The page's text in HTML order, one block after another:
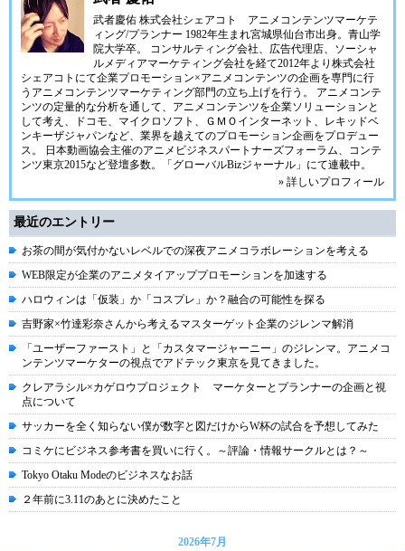
武者慶佑 株式会社シェアコト アニメコンテンツマーケテ
ィング/プランナー 1982年生まれ宮城県仙台市出身。青山学
院大学卒。 コンサルティング会社、広告代理店、ソーシャ
ルメディアマーケティング会社を経て2012年より株式会社
シェアコトにて企業プロモーション×アニメコンテンツの企画を専門に行
うアニメコンテンツマーケティング部門の立ち上げを行う。 アニメコンテ
ンツの定量的な分析を通して、アニメコンテンツを企業ソリューションと
して考え、ドコモ、マイクロソフト、ＧＭＯインターネット、レキッドベ
ンキーザジャパンなど、業界を越えてのプロモーション企画をプロデュー
ス。 日本動画協会主催のアニメビジネスパートナーズフォーラム、コンテ
ンツ東京2015など登壇多数。「グローバルBizジャーナル」にて連載中。
» 詳しいプロフィール
最近のエントリー
お茶の間が気付かないレベルでの深夜アニメコラボレーションを考える
WEB限定が企業のアニメタイアッププロモーションを加速する
ハロウィンは「仮装」か「コスプレ」か？融合の可能性を探る
吉野家×竹達彩奈さんから考えるマスターゲット企業のジレンマ解消
「ユーザーファースト」と「カスタマージャーニー」のジレンマ。アニメコ
ンテンツマーケターの視点でアドテック東京を見てきました。
クレアラシル×カゲロウプロジェクト マーケターとプランナーの企画と視
点について
サッカーを全く知らない僕が数字と図だけからW杯の試合を予想してみた
コミケにビジネス参考書を買いに行く。～評論・情報サークルとは？～
Tokyo Otaku Modeのビジネスなお話
２年前に3.11のあとに決めたこと
2026年7月